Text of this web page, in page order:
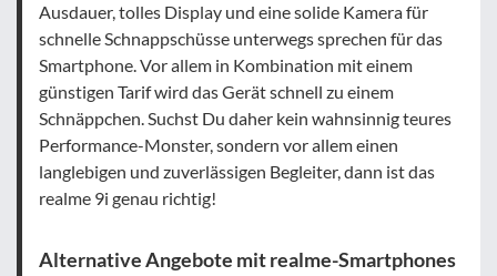
Ausdauer, tolles Display und eine solide Kamera für
schnelle Schnappschüsse unterwegs sprechen für das
Smartphone. Vor allem in Kombination mit einem
günstigen Tarif wird das Gerät schnell zu einem
Schnäppchen. Suchst Du daher kein wahnsinnig teures
Performance-Monster, sondern vor allem einen
langlebigen und zuverlässigen Begleiter, dann ist das
realme 9i genau richtig!
Alternative Angebote mit realme-Smartphones